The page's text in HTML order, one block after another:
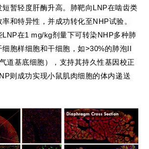
暂轻度肝酶升高。肺靶向LNP在啮齿类
和特异性，并成功转化至NHP试验。
LNP在1 mg/kg剂量下可转染NHP多种肺
胞样细胞和干细胞，如>30%的肺泡II
道基底细胞），支持其持久性基因校正
则成功实现小鼠肌肉细胞的体内递送